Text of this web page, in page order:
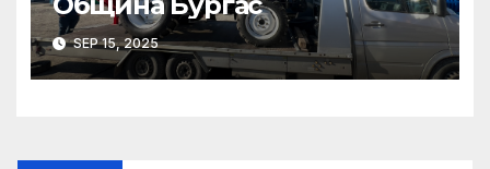
SEP 15, 2025